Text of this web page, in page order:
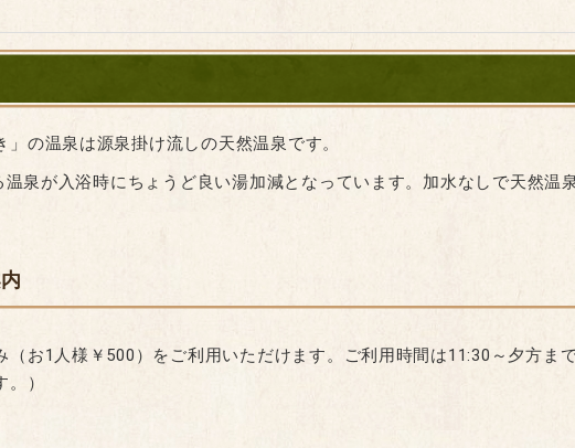
の温泉は源泉掛け流しの天然温泉です。
泉が入浴時にちょうど良い湯加減となっています。加水なしで天然温
（お1人様￥500）をご利用いただけます。ご利用時間は11:30～夕方ま
）